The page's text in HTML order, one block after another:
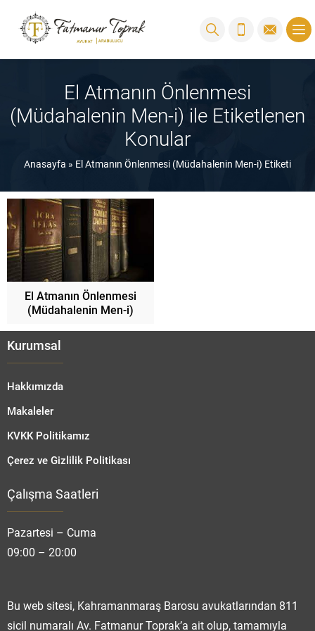
El Atmanın Önlenmesi
(Müdahalenin Men-i) ile Etiketlenen
Konular
Anasayfa » El Atmanın Önlenmesi (Müdahalenin Men-i) Etiketi
El Atmanın Önlenmesi
(Müdahalenin Men-i)
Kurumsal
Hakkımızda
Makaleler
KVKK Politikamız
Çerez ve Gizlilik Politikası
Çalışma Saatleri
Pazartesi – Cuma
09:00 – 20:00
Bu web sitesi, Kahramanmaraş Barosu avukatlarından 811
sicil numaralı Av. Fatmanur Toprak’a ait olup, tamamıyla
Cevap Yaz